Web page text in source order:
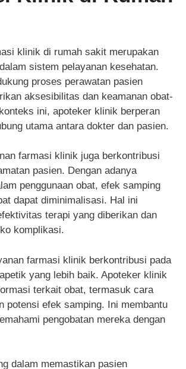
klinik di rumah sakit merupakan
sistem pelayanan kesehatan.
proses perawatan pasien
aksesibilitas dan keamanan obat-
ini, apoteker klinik berperan
utama antara dokter dan pasien.
farmasi klinik juga berkontribusi
pasien. Dengan adanya
penggunaan obat, efek samping
dapat diminimalisasi. Hal ini
terapi yang diberikan dan
komplikasi.
farmasi klinik berkontribusi pada
yang lebih baik. Apoteker klinik
terkait obat, termasuk cara
potensi efek samping. Ini membantu
pengobatan mereka dengan
dalam memastikan pasien